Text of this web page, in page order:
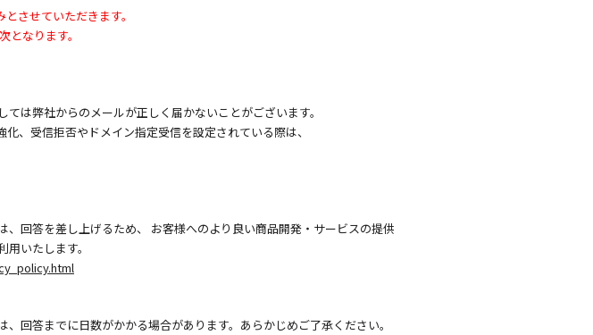
させていただきます。
なります。
は弊社からのメールが正しく届かないことがございます。
、受信拒否やドメイン指定受信を設定されている際は、
回答を差し上げるため、 お客様へのより良い商品開発・サービスの提供
いたします。
回答までに日数がかかる場合があります。あらかじめご了承ください。